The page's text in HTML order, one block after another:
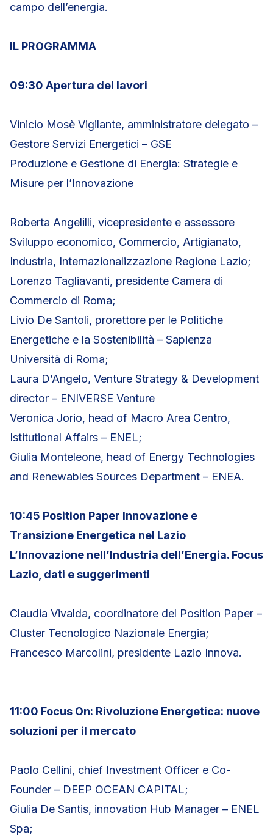
campo dell’energia.
IL PROGRAMMA
09:30 Apertura dei lavori
Vinicio Mosè Vigilante, amministratore delegato –
Gestore Servizi Energetici – GSE
Produzione e Gestione di Energia: Strategie e
Misure per l’Innovazione
Roberta Angelilli, vicepresidente e assessore
Sviluppo economico, Commercio, Artigianato,
Industria, Internazionalizzazione Regione Lazio;
Lorenzo Tagliavanti, presidente Camera di
Commercio di Roma;
Livio De Santoli, prorettore per le Politiche
Energetiche e la Sostenibilità – Sapienza
Università di Roma;
Laura D’Angelo, Venture Strategy & Development
director – ENIVERSE Venture
Veronica Jorio, head of Macro Area Centro,
Istitutional Affairs – ENEL;
Giulia Monteleone, head of Energy Technologies
and Renewables Sources Department – ENEA.
10:45 Position Paper Innovazione e
Transizione Energetica nel Lazio
L’Innovazione nell’Industria dell’Energia. Focus
Lazio, dati e suggerimenti
Claudia Vivalda, coordinatore del Position Paper –
Cluster Tecnologico Nazionale Energia;
Francesco Marcolini, presidente Lazio Innova.
11:00 Focus On: Rivoluzione Energetica: nuove
soluzioni per il mercato
Paolo Cellini, chief Investment Officer e Co-
Founder – DEEP OCEAN CAPITAL;
Giulia De Santis, innovation Hub Manager – ENEL
Spa;